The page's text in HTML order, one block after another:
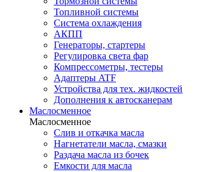
Топливной системы
Система охлаждения
АКПП
Генераторы, стартеры
Регулировка света фар
Компрессометры, тестеры
Адаптеры ATF
Устройства для тех. жидкостей
Дополнения к автосканерам
Маслосменное
Маслосменное
Слив и откачка масла
Нагнетатели масла, смазки
Раздача масла из бочек
Емкости для масла